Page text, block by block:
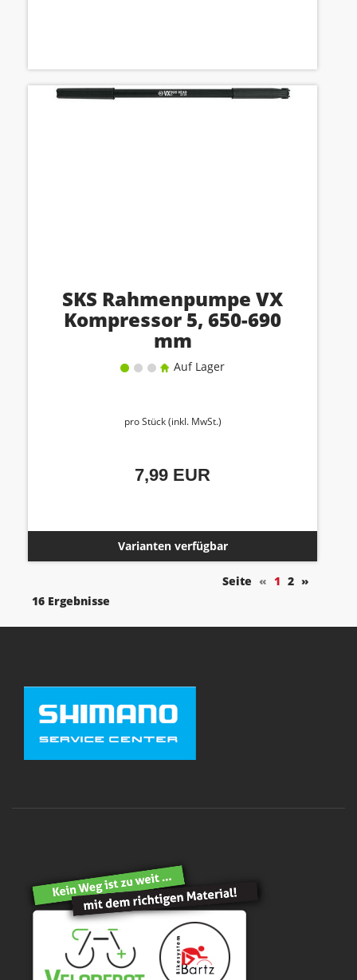
SKS Rahmenpumpe VX
Kompressor 5, 650-690
mm
Auf Lager
pro Stück (inkl. MwSt.)
7,99 EUR
Varianten verfügbar
Seite « 1 2 »
16 Ergebnisse